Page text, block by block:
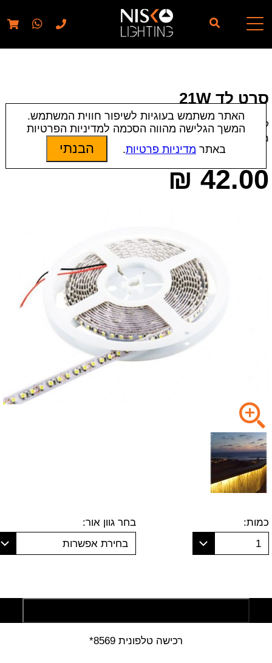
// elementor template for pages - should also ignore woo
pages!!
סרט לד 21W
קטגוריות:סרטי לדים|תאורת לד
מק״ט:
12810 | 8505 | 10598
42.00
₪
כמות:
1
בחר גוון אור:
בחירת אפשרות
רכישה טלפונית 8569*
האתר משתמש בעוגיות לשיפור חווית המשתמש.
המשך הגלישה מהווה הסכמה למדיניות הפרטיות
באתר מדיניות פרטיות. הבנתי